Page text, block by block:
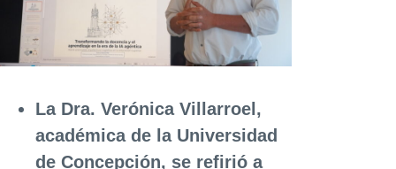
La Dra. Verónica Villarroel,
académica de la Universidad
de Concepción, se refirió a